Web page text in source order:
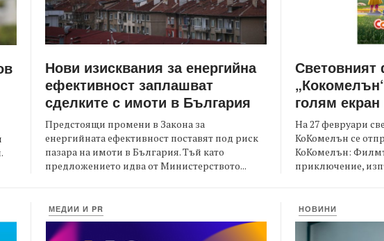
Нови изисквания за енергийна
ефективност заплашват
сделките с имоти в България
Предстоящи промени в Закона за
енергийната ефективност поставят под риск
пазара на имоти в България. Тъй като
предложението идва от Министерството...
голям
На 27 февруари
КоКомелън се
КоКомелън:
приключение,
МЕДИИ И PR НОВИНИ